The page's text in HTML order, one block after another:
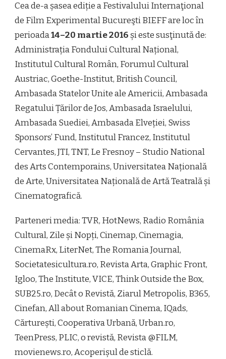
Cea de-a șasea ediție a Festivalului Internaţional
de Film Experimental Bucureşti BIEFF are loc în
perioada14–20 martie 2016 și este susţinută de:
Administrația Fondului Cultural Național,
Institutul Cultural Român, Forumul Cultural
Austriac, Goethe-Institut, British Council,
Ambasada Statelor Unite ale Americii, Ambasada
Regatului Țărilor de Jos, Ambasada Israelului,
Ambasada Suediei, Ambasada Elveției, Swiss
Sponsors’ Fund, Institutul Francez, Institutul
Cervantes, JTI, TNT, Le Fresnoy – Studio National
des Arts Contemporains, Universitatea Națională
de Arte, Universitatea Națională de Artă Teatrală și
Cinematografică.
Parteneri media: TVR, HotNews, Radio România
Cultural, Zile și Nopți, Cinemap, Cinemagia,
CinemaRx, LiterNet, The Romania Journal,
Societatesicultura.ro, Revista Arta, Graphic Front,
Igloo, The Institute, VICE, Think Outside the Box,
SUB25.ro, Decât o Revistă, Ziarul Metropolis, B365,
Cinefan, All about Romanian Cinema, IQads,
Cărturești, Cooperativa Urbană, Urban.ro,
TeenPress, PLIC, o revistă, Revista @FILM,
movienews.ro, Acoperișul de sticlă.